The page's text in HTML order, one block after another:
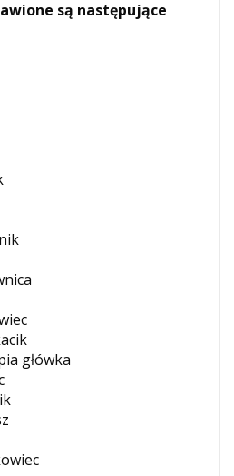
są następujące
główka